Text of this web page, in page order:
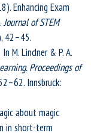
Enhancing Exam
Journal of STEM
42–45.
M. Lindner & P. A.
Proceedings of
Innsbruck:
about magic
in short-term